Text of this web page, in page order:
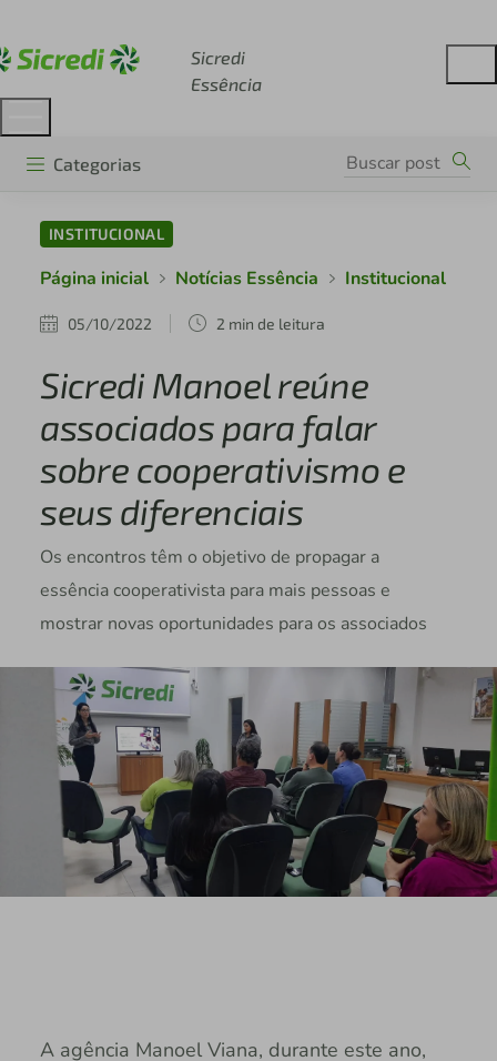
Sicredi
Essência
Categorias
INSTITUCIONAL
Página inicial Notícias Essência Institucional
05/10/2022 2 min de leitura
Sicredi Manoel reúne
associados para falar
sobre cooperativismo e
seus diferenciais
Os encontros têm o objetivo de propagar a
essência cooperativista para mais pessoas e
mostrar novas oportunidades para os associados
A agência Manoel Viana, durante este ano,